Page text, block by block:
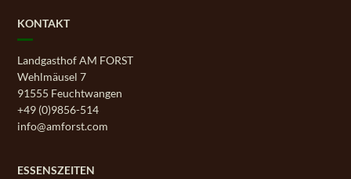
KONTAKT
Landgasthof AM FORST
Wehlmäusel 7
91555 Feuchtwangen
+49 (0)9856-514
info@amforst.com
ESSENSZEITEN